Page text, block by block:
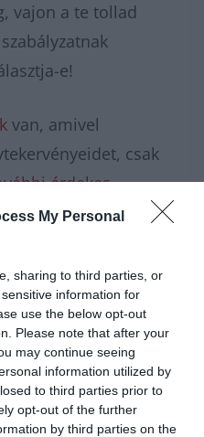
My Personal
sharing to third parties, or
information for
use the below opt-out
Please note that after your
may continue seeing
information utilized by
to third parties prior to
opt-out of the further
by third parties on the
vajon a te tollad
e!
van, amivel
csak
érdekes
.